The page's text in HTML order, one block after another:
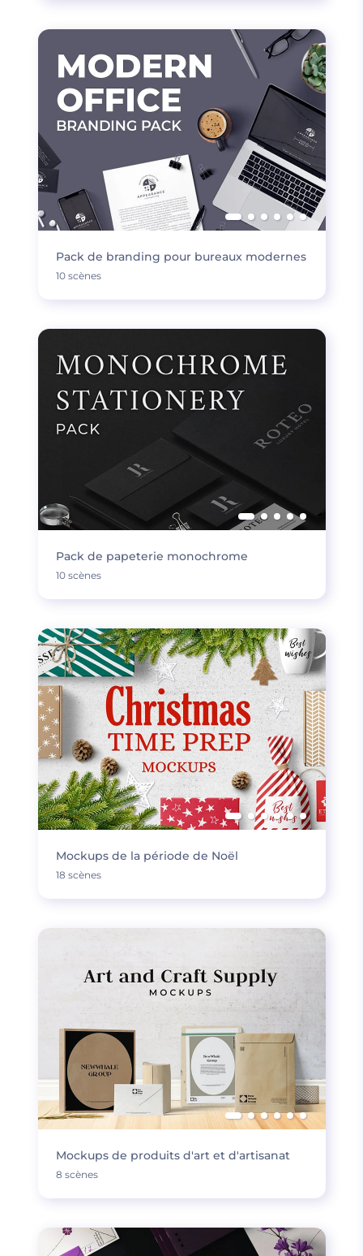
Pack de branding pour bureaux modernes
10 scènes
Pack de papeterie monochrome
10 scènes
Mockups de la période de Noël
18 scènes
Mockups de produits d'art et d'artisanat
8 scènes